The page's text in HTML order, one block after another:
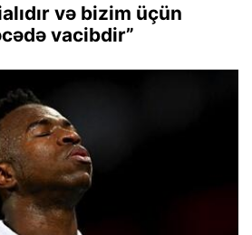
və bizim üçün
vacibdir”